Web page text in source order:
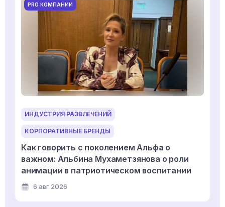
PRO КОМПАНИИ
ИНДУСТРИЯ РАЗВЛЕЧЕНИЙ
КОРПОРАТИВНЫЕ БРЕНДЫ
Как говорить с поколением Альфа о
важном: Альбина Мухаметзянова о роли
анимации в патриотическом воспитании
6 авг 2026